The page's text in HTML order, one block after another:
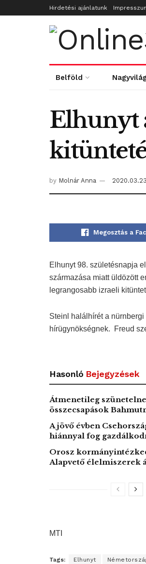
Hirdetési ajánlatunk
Belföld
Elhunyt
by Molnár Anna
Megosztás a
Elhunyt 98. születésnapja
származása miatt üldözött
legrangosabb izraeli
Steinl halálhírét a
hírügynökségnek. Freud
Hasonló Bejegyzések
Átmenetileg
összecsapások
A jövő évben
hiánnyal fog
Orosz
Alapvető élelmiszerek
MTI
Tags: Elhunyt